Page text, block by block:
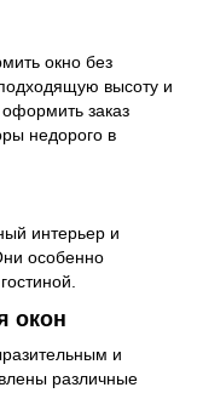
окно без
высоту и
заказ
недорого в
интерьер и
особенно
окон
и
различные